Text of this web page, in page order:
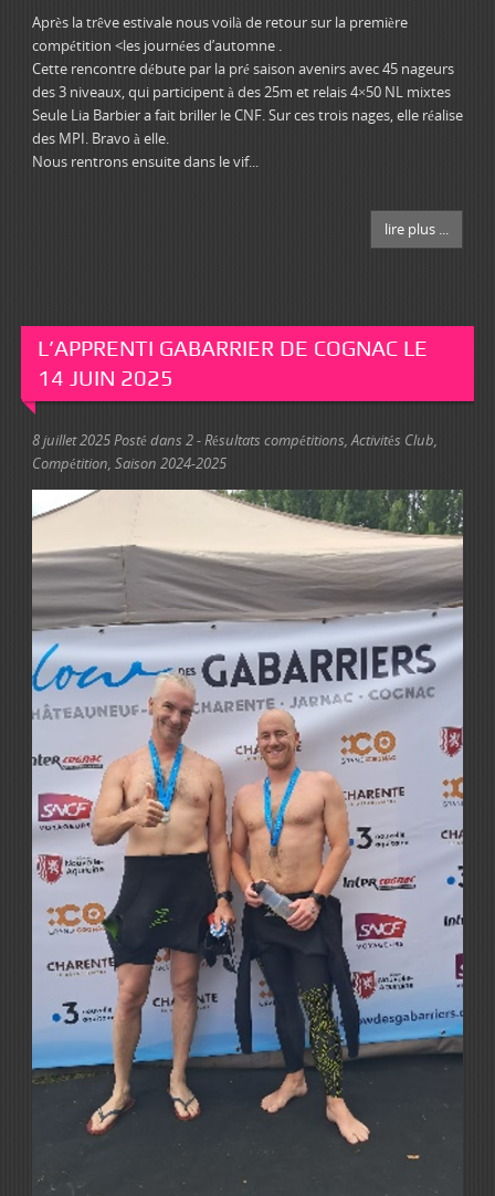
Après la trêve estivale nous voilà de retour sur la première
compétition <les journées d’automne .
Cette rencontre débute par la pré saison avenirs avec 45 nageurs
des 3 niveaux, qui participent à des 25m et relais 4×50 NL mixtes
Seule Lia Barbier a fait briller le CNF. Sur ces trois nages, elle réalise
des MPI. Bravo à elle.
Nous rentrons ensuite dans le vif...
lire plus ...
L’APPRENTI GABARRIER DE COGNAC LE
14 JUIN 2025
8 juillet 2025 Posté dans 2 - Résultats compétitions Activités Club
Compétition Saison 2024-2025